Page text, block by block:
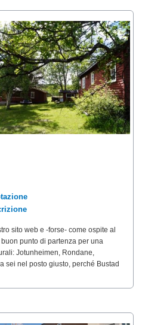
sito web e -forse- come ospite al
punto di partenza per una
Jotunheimen, Rondane,
sei nel posto giusto, perché Bustad